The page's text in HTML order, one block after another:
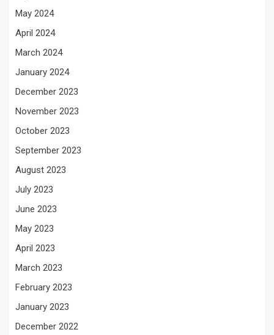
May 2024
April 2024
March 2024
January 2024
December 2023
November 2023
October 2023
September 2023
August 2023
July 2023
June 2023
May 2023
April 2023
March 2023
February 2023
January 2023
December 2022